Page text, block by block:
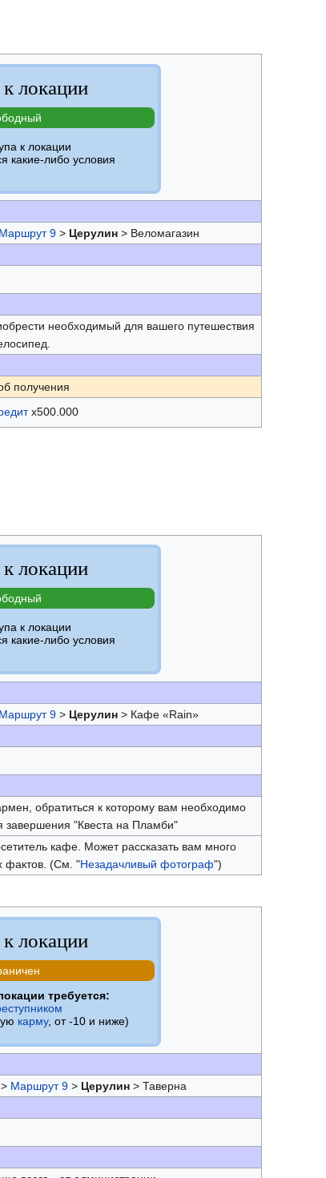
локации
к локации
какие-либо условия
Маршрут 9> Церулин> Веломагазин
необходимый для вашего путешествия
получения
х500.000
локации
к локации
какие-либо условия
Маршрут 9 > Церулин > Кафе «Rain»
обратиться к которому вам необходимо
завершения "Квеста на Пламби"
кафе. Может рассказать вам много
фактов. (См. "Незадачливый фотограф")
локации
требуется:
карму, от -10 и ниже)
> Маршрут 9 > Церулин > Таверна